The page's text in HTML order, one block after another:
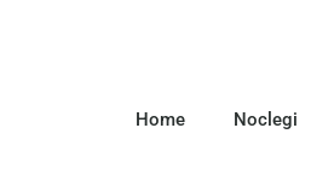
Home Noclegi